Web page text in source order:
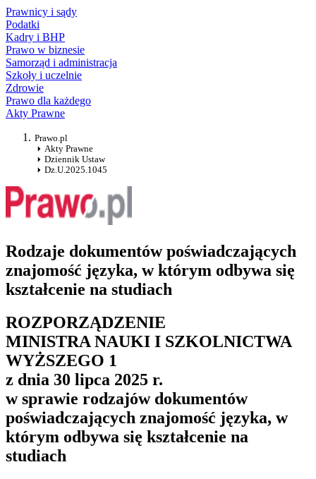
Prawnicy i sądy
Podatki
Kadry i BHP
Prawo w biznesie
Samorząd i administracja
Szkoły i uczelnie
Zdrowie
Prawo dla każdego
Akty Prawne
Prawo.pl
Akty Prawne
Dziennik Ustaw
Dz.U.2025.1045
Rodzaje dokumentów poświadczających
znajomość języka, w którym odbywa się
kształcenie na studiach
ROZPORZĄDZENIE
MINISTRA NAUKI I SZKOLNICTWA
WYŻSZEGO 1
z dnia 30 lipca 2025 r.
w sprawie rodzajów dokumentów
poświadczających znajomość języka, w
którym odbywa się kształcenie na
studiach